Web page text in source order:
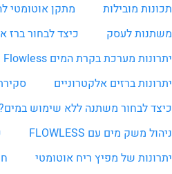
תכונות מובילות
מתקן אוטומטי
משתנות לעסק
כיצד לבחור ברז
יתרונות מערכת בקרת המים Flowless
יתרונות ברזים אלקטרוניים
כיצד לבחור משתנה ללא שימוש
ניהול משק מים עם FLOWLESS
יתרונות של מפיץ ריח אוטומטי